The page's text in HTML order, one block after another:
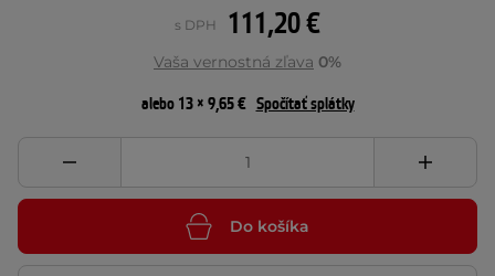
111,20 €
s DPH
Vaša vernostná zľava 0%
alebo 13 × 9,65 € Spočítať splátky
Do košíka